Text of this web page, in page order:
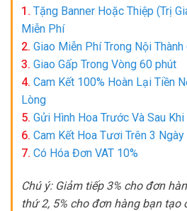
1. Tặng Banner Hoặc Thiệp (Trị
Miễn Phí
2. Giao Miễn Phí Trong Nội
3. Giao Gấp Trong Vòng 60 phút
4. Cam Kết 100% Hoàn Lại Tiền
Lòng
5. Gửi Hình Hoa Trước Và Sau Khi
6. Cam Kết Hoa Tươi Trên 3 Ngày
7. Có Hóa Đơn VAT 10%
Chú ý: Giảm tiếp 3% cho đơn
thứ 2, 5% cho đơn hàng bạn tạo